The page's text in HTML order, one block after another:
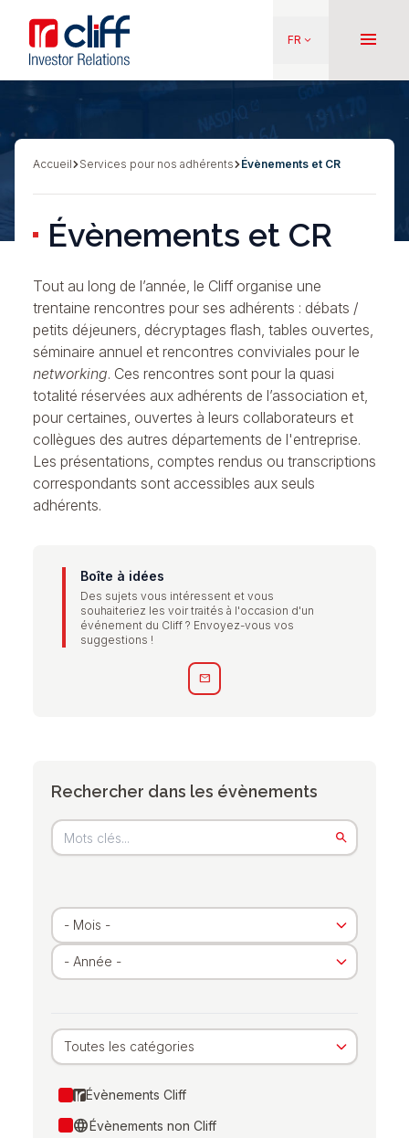
contenu
principal
Aller directement au contenu
FR keyboard_arrow_down menu
Fil
d'Ariane
Accueil Services pour nos adhérents Évènements et CR
Évènements et CR
Tout au long de l’année, le Cliff organise une
trentaine rencontres pour ses adhérents : débats /
petits déjeuners, décryptages flash, tables ouvertes,
séminaire annuel et rencontres conviviales pour le
networking. Ces rencontres sont pour la quasi
totalité réservées aux adhérents de l’association et,
pour certaines, ouvertes à leurs collaborateurs et
collègues des autres départements de l'entreprise.
Les présentations, comptes rendus ou transcriptions
correspondants sont accessibles aux seuls
adhérents.
Boîte à idées
Des sujets vous intéressent et vous
souhaiteriez les voir traités à l'occasion d'un
événement du Cliff ? Envoyez-vous vos
suggestions !
mail
Rechercher dans les évènements
Toutes les catégories
Évènements Cliff
languageÉvènements non Cliff